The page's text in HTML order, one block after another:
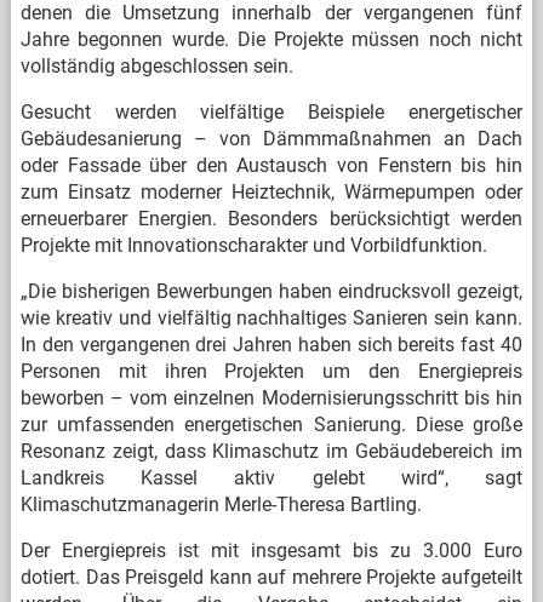
denen die Umsetzung innerhalb der vergangenen fünf
Jahre begonnen wurde. Die Projekte müssen noch nicht
vollständig abgeschlossen sein.
Gesucht werden vielfältige Beispiele energetischer
Gebäudesanierung – von Dämmmaßnahmen an Dach
oder Fassade über den Austausch von Fenstern bis hin
zum Einsatz moderner Heiztechnik, Wärmepumpen oder
erneuerbarer Energien. Besonders berücksichtigt werden
Projekte mit Innovationscharakter und Vorbildfunktion.
„Die bisherigen Bewerbungen haben eindrucksvoll gezeigt,
wie kreativ und vielfältig nachhaltiges Sanieren sein kann.
In den vergangenen drei Jahren haben sich bereits fast 40
Personen mit ihren Projekten um den Energiepreis
beworben – vom einzelnen Modernisierungsschritt bis hin
zur umfassenden energetischen Sanierung. Diese große
Resonanz zeigt, dass Klimaschutz im Gebäudebereich im
Landkreis Kassel aktiv gelebt wird“, sagt
Klimaschutzmanagerin Merle-Theresa Bartling.
Der Energiepreis ist mit insgesamt bis zu 3.000 Euro
dotiert. Das Preisgeld kann auf mehrere Projekte aufgeteilt